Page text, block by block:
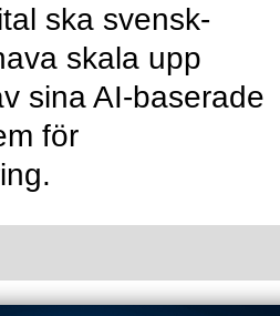
ska svensk-
skala upp
sina AI-baserade
för